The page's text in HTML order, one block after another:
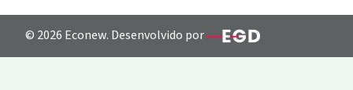
© 2026 Econew. Desenvolvido por